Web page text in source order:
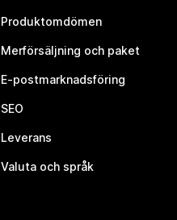
Produktomdömen
Merförsäljning och paket
E-postmarknadsföring
SEO
Leverans
Valuta och språk